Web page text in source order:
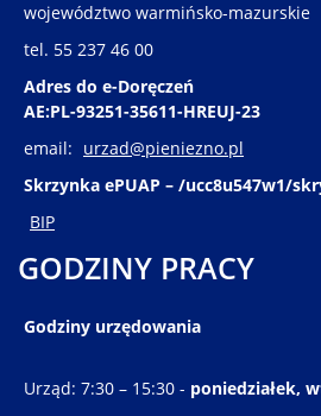
województwo warmińsko-mazurskie
tel. 55 237 46 00
Adres do e-Doręczeń
AE:PL-93251-35611-HREUJ-23
email: urzad@pieniezno.pl
Skrzynka ePUAP – /ucc8u547w1/
BIP
GODZINY PRACY
Godziny urzędowania
Urząd: 7:30 – 15:30 - poniedziałek,